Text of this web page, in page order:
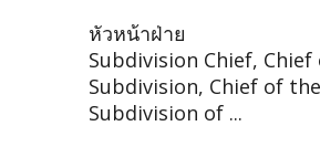
หัวหน้าฝ่าย
Subdivision Chief, Chief
Subdivision, Chief of the
Subdivision of ...